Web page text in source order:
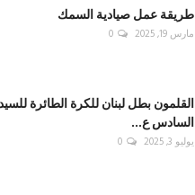
طريقة عمل صيادية السمك
مارس 19, 2025 0
القلمون بطل لبنان للكرة الطائرة
السادس ع...
يوليو 3, 2025 0